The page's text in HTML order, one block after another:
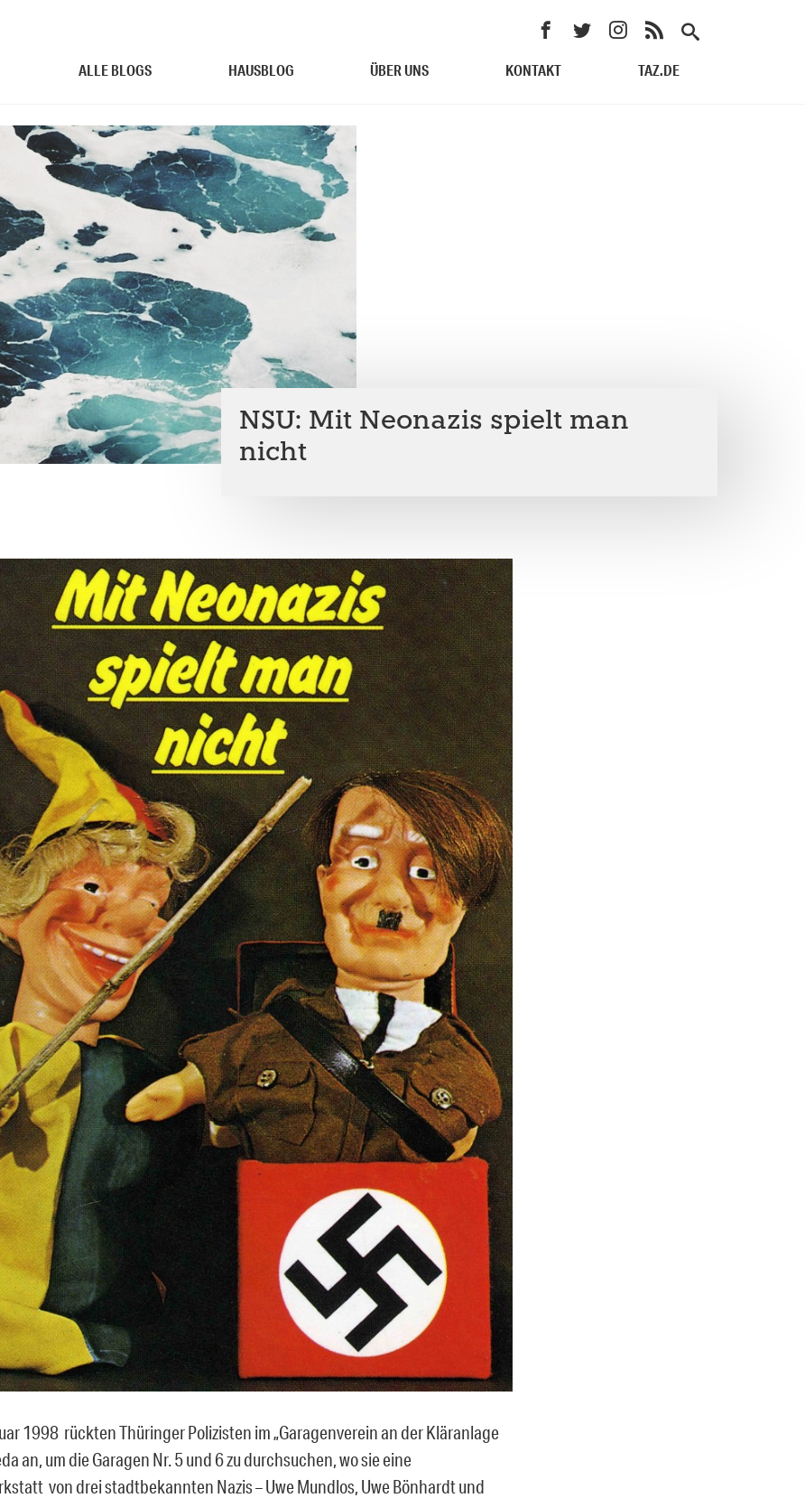
ALLE BLOGS HAUSBLOG ÜBER UNS KONTAKT TAZ.DE
NSU: Mit Neonazis spielt man
nicht
1998 rückten Thüringer Polizisten im „Garagenverein an der Kläranlage
an, um die Garagen Nr. 5 und 6 zu durchsuchen, wo sie eine
von drei stadtbekannten Nazis – Uwe Mundlos, Uwe Bönhardt und